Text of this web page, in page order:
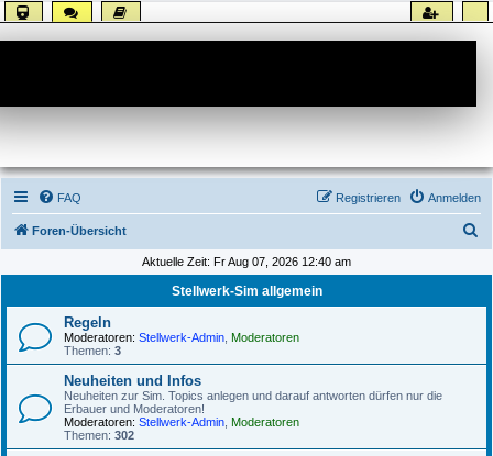
FAQ Anmelden
Registrieren
Foren-Übersicht
h
Aktuelle Zeit: Fr Aug 07, 2026 12:40 am
Stellwerk-Sim allgemein
Regeln
Moderatoren: Stellwerk-Admin Moderatoren
Themen: 3
Neuheiten und Infos
Neuheiten zur Sim. Topics anlegen und darauf antworten dürfen nur die
Erbauer und Moderatoren!
Moderatoren: Stellwerk-Admin Moderatoren
Themen: 302